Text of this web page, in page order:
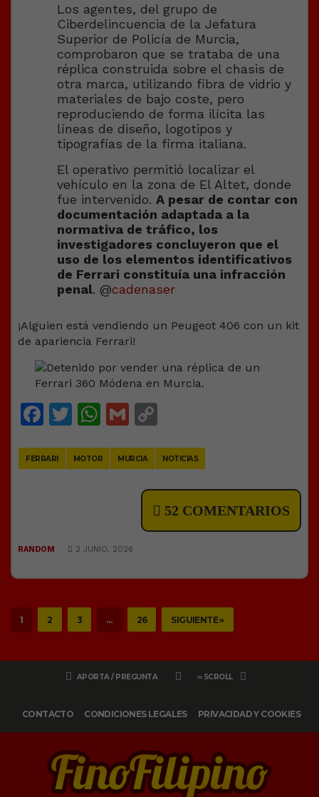
Los agentes, del grupo de
Ciberdelincuencia de la Jefatura
Superior de Policía de Murcia,
comprobaron que se trataba de una
réplica construida sobre el chasis de
otra marca, utilizando fibra de vidrio y
materiales de bajo coste, pero
reproduciendo de forma ilícita las
líneas de diseño, logotipos y
tipografías de la firma italiana.
El operativo permitió localizar el
vehículo en la zona de El Altet, donde
fue intervenido. A pesar de contar con
documentación adaptada a la
normativa de tráfico, los
investigadores concluyeron que el
uso de los elementos identificativos
de Ferrari constituía una infracción
penal. @cadenaser
¡Alguien está vendiendo un Peugeot 406 con un kit
de apariencia Ferrari!
Facebook
Twitter
WhatsApp
Gmail
FERRARI MOTOR MURCIA NOTICIAS
52 COMENTARIOS
RANDOM 2 JUNIO, 2026
1 2 3 … 26 SIGUIENTE »
APORTA / PREGUNTA ∞ SCROLL
CONTACTO CONDICIONES LEGALES PRIVACIDAD Y COOKIES